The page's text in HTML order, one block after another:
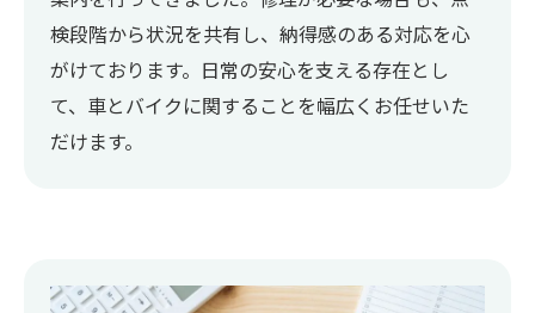
検段階から状況を共有し、納得感のある対応を心
がけております。日常の安心を支える存在とし
て、車とバイクに関することを幅広くお任せいた
だけます。